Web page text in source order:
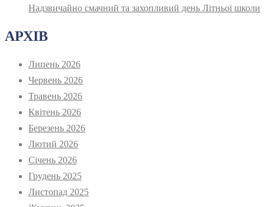
Надзвичайно смачний та захопливий день Літньої школи
АРХІВ
Липень 2026
Червень 2026
Травень 2026
Квітень 2026
Березень 2026
Лютий 2026
Січень 2026
Грудень 2025
Листопад 2025